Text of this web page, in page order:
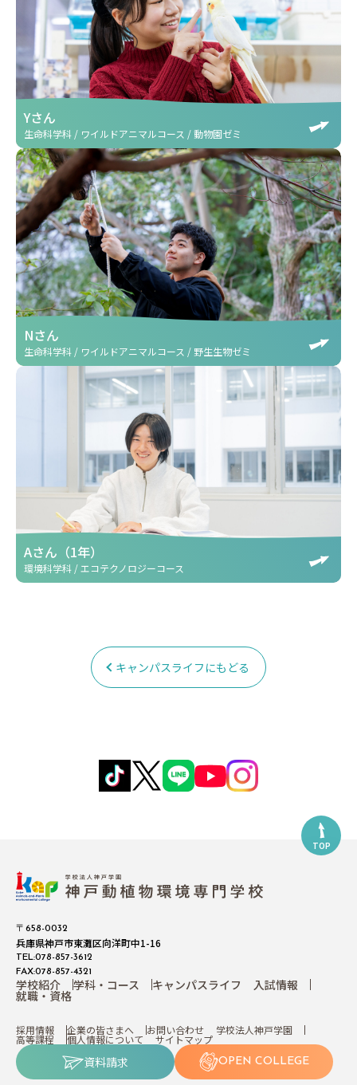
Yさん
生命科学科 / ワイルドアニマルコース / 動物園ゼミ
Nさん
生命科学科 / ワイルドアニマルコース / 野生生物ゼミ
Aさん（1年）
環境科学科 / エコテクノロジーコース
キャンパスライフにもどる
TOP
〒658-0032
兵庫県神戸市東灘区向洋町中1-16
TEL:078-857-3612
FAX:078-857-4321
学校紹介 学科・コース キャンパスライフ 入試情報
就職・資格
採用情報 企業の皆さまへ お問い合わせ 学校法人神戸学園
高等課程 個人情報について サイトマップ
資料請求 OPEN COLLEGE